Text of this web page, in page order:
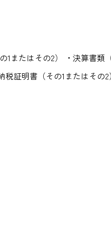
またはその2） ・決算書類
証明書（その1またはその